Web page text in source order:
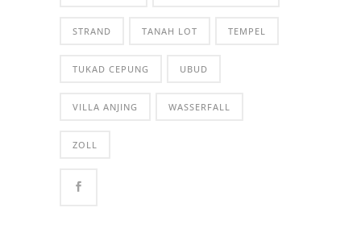
STRAND TANAH LOT TEMPEL
TUKAD CEPUNG UBUD
VILLA ANJING WASSERFALL
ZOLL